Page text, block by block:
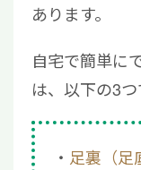
療を受けよう
あります。
自宅で簡単に
は、以下の3つ
足裏（足